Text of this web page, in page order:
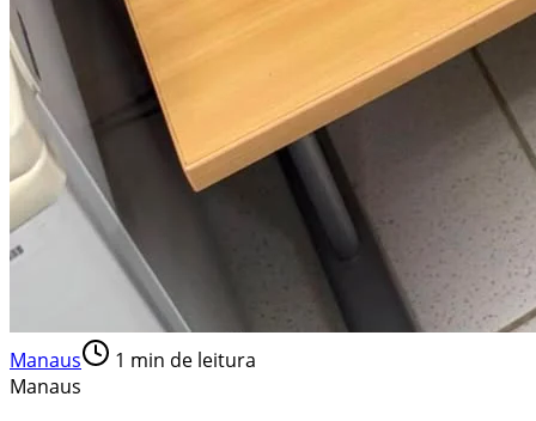
Manaus 1 min de leitura
Manaus